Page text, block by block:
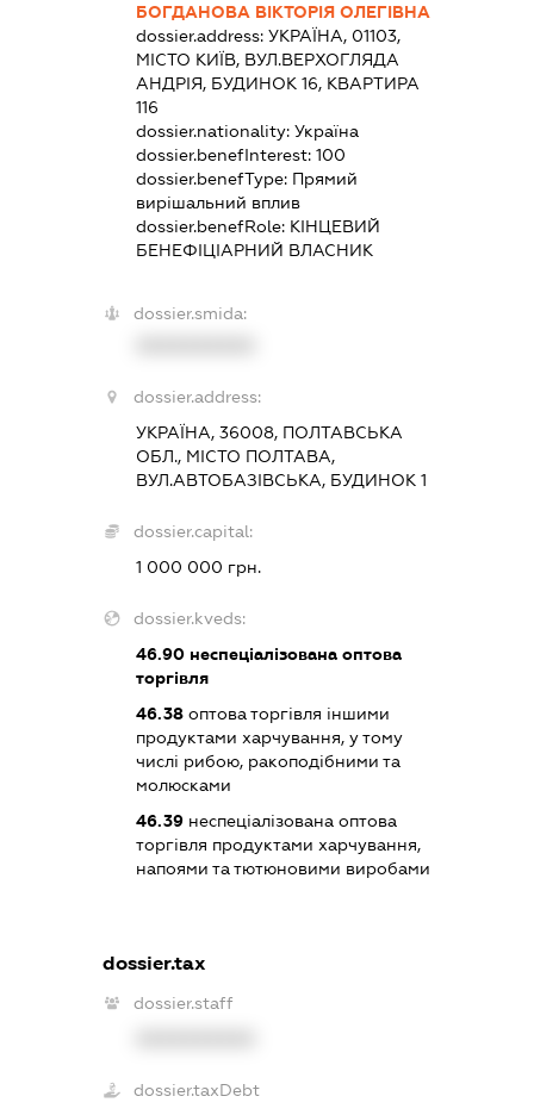
БОГДАНОВА ВІКТОРІЯ ОЛЕГІВНА
dossier.address: УКРАЇНА, 01103,
МІСТО КИЇВ, ВУЛ.ВЕРХОГЛЯДА
АНДРІЯ, БУДИНОК 16, КВАРТИРА
116
dossier.nationality: Україна
dossier.benefInterest: 100
dossier.benefType: Прямий
вирішальний вплив
dossier.benefRole: КІНЦЕВИЙ
БЕНЕФІЦІАРНИЙ ВЛАСНИК
dossier.smida:
dossier.address:
УКРАЇНА, 36008, ПОЛТАВСЬКА
ОБЛ., МІСТО ПОЛТАВА,
ВУЛ.АВТОБАЗІВСЬКА, БУДИНОК 1
dossier.capital:
1 000 000 грн.
dossier.kveds:
46.90неспеціалізована оптова
торгівля
46.38оптова торгівля іншими
продуктами харчування, у тому
числі рибою, ракоподібними та
молюсками
46.39неспеціалізована оптова
торгівля продуктами харчування,
напоями та тютюновими виробами
dossier.tax
dossier.staff
dossier.taxDebt